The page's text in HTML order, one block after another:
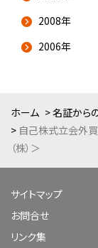
ホーム 名証から
自己株式立会外
（株）＞
2008年
2006年
サイトマップ
お問合せ
リンク集